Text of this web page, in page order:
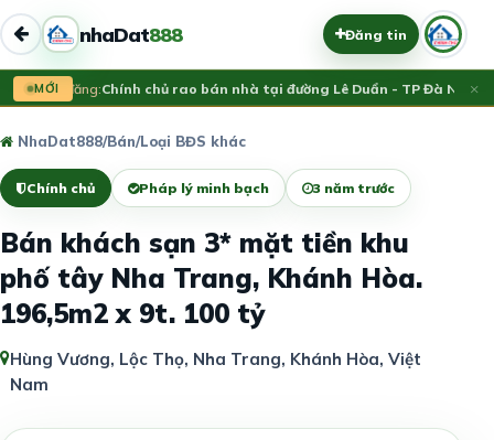
nhaDat888 Đăng tin
MỚI
Vừa đăng:Chính chủ rao bán nhà tại đường Lê Duẩn - TP Đà Nẵng;×
NhaDat888/Bán/Loại BĐS khác
Chính chủ Pháp lý minh bạch 3 năm trước
Bán khách sạn 3* mặt tiền khu
phố tây Nha Trang, Khánh Hòa.
196,5m2 x 9t. 100 tỷ
Hùng Vương, Lộc Thọ, Nha Trang, Khánh Hòa, Việt
Nam